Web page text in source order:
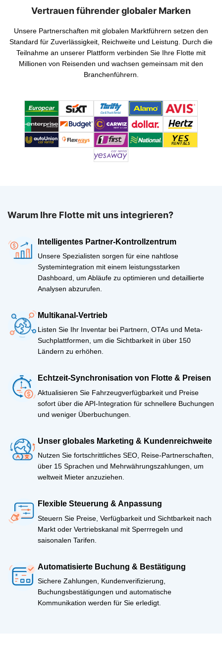
Vertrauen führender globaler Marken
Unsere Partnerschaften mit globalen Marktführern setzen den
Standard für Zuverlässigkeit, Reichweite und Leistung. Durch die
Teilnahme an unserer Plattform verbinden Sie Ihre Flotte mit
Millionen von Reisenden und wachsen gemeinsam mit den
Branchenführern.
Warum Ihre Flotte mit uns integrieren?
Intelligentes Partner-Kontrollzentrum
Unsere Spezialisten sorgen für eine nahtlose
Systemintegration mit einem leistungsstarken
Dashboard, um Abläufe zu optimieren und detaillierte
Analysen abzurufen.
Multikanal-Vertrieb
Listen Sie Ihr Inventar bei Partnern, OTAs und Meta-
Suchplattformen, um die Sichtbarkeit in über 150
Ländern zu erhöhen.
Echtzeit-Synchronisation von Flotte & Preisen
Aktualisieren Sie Fahrzeugverfügbarkeit und Preise
sofort über die API-Integration für schnellere Buchungen
und weniger Überbuchungen.
Unser globales Marketing & Kundenreichweite
Nutzen Sie fortschrittliches SEO, Reise-Partnerschaften,
über 15 Sprachen und Mehrwährungszahlungen, um
weltweit Mieter anzuziehen.
Flexible Steuerung & Anpassung
Steuern Sie Preise, Verfügbarkeit und Sichtbarkeit nach
Markt oder Vertriebskanal mit Sperrregeln und
saisonalen Tarifen.
Automatisierte Buchung & Bestätigung
Sichere Zahlungen, Kundenverifizierung,
Buchungsbestätigungen und automatische
Kommunikation werden für Sie erledigt.